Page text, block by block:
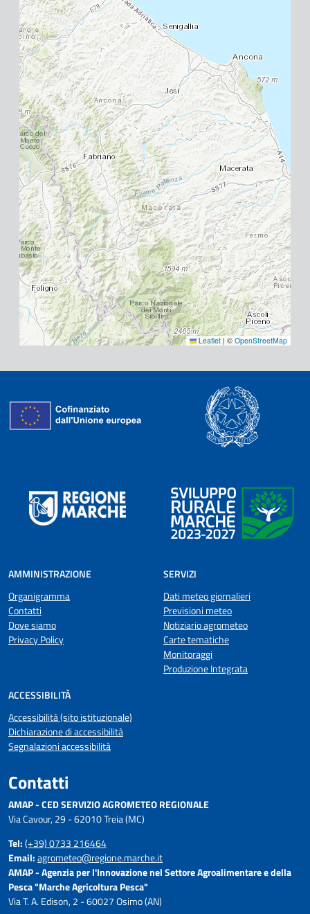
Leaflet | © OpenStreetMap
AMMINISTRAZIONE
Organigramma
Contatti
Dove siamo
Privacy Policy
SERVIZI
Dati meteo giornalieri
Previsioni meteo
Notiziario agrometeo
Carte tematiche
Monitoraggi
Produzione Integrata
ACCESSIBILITÀ
Accessibilità (sito istituzionale)
Dichiarazione di accessibilità
Segnalazioni accessibilità
Contatti
AMAP - CED SERVIZIO AGROMETEO REGIONALE
Via Cavour, 29 - 62010 Treia (MC)
Tel:(+39) 0733 216464
Email:agrometeo@regione.marche.it
AMAP - Agenzia per l'Innovazione nel Settore Agroalimentare e della
Pesca "Marche Agricoltura Pesca"
Via T. A. Edison, 2 - 60027 Osimo (AN)